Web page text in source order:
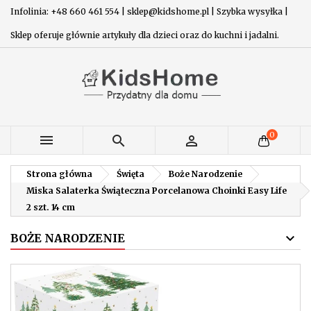
Infolinia: +48 660 461 554 | sklep@kidshome.pl | Szybka wysyłka |
Sklep oferuje głównie artykuły dla dzieci oraz do kuchni i jadalni.
   0
Strona główna Święta
Boże Narodzenie
Miska Salaterka Świąteczna Porcelanowa Choinki Easy Life
2 szt. 14 cm
BOŻE NARODZENIE